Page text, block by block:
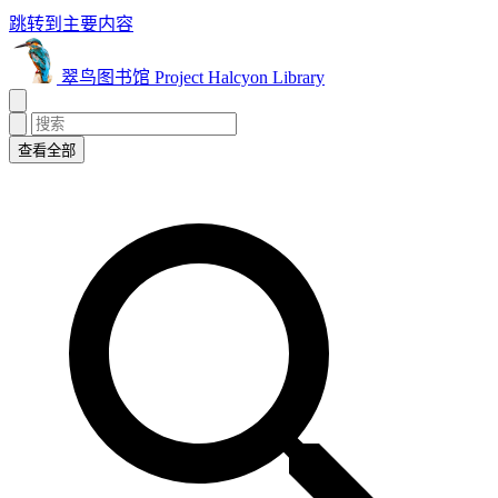
跳转到主要内容
翠鸟图书馆 Project Halcyon Library
查看全部